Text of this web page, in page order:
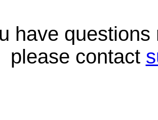
have
please contact